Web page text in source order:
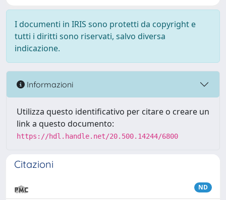
I documenti in IRIS sono protetti da copyright e
tutti i diritti sono riservati, salvo diversa
indicazione.
Informazioni
Utilizza questo identificativo per citare o creare un
link a questo documento:
https://hdl.handle.net/20.500.14244/6800
Citazioni
ND